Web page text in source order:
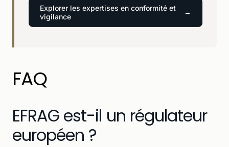
Explorer les expertises en conformité et
vigilance
FAQ
EFRAG est-il un régulateur
européen ?